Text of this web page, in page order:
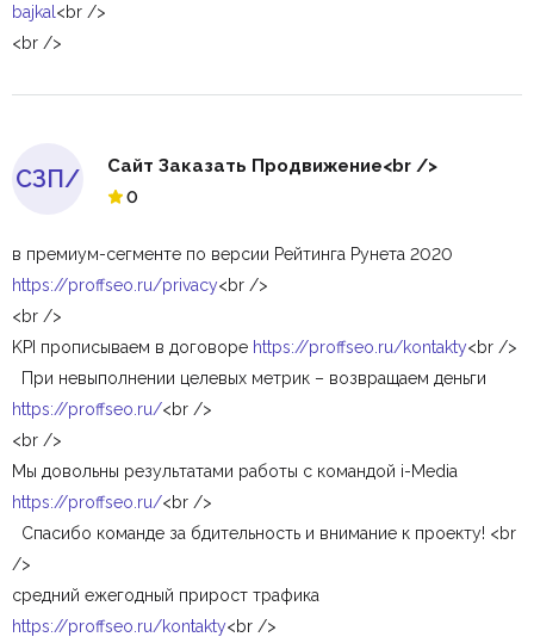
bajkal <br />
<br />
СЗП/ Сайт Заказать Продвижение<br />
0
в премиум-сегменте по версии Рейтинга Рунета 2020
https://proffseo.ru/privacy<br />
<br />
KPI прописываем в договоре https://proffseo.ru/kontakty<br />
При невыполнении целевых метрик – возвращаем деньги
https://proffseo.ru/<br />
<br />
Мы довольны результатами работы с командой i-Media
https://proffseo.ru/<br />
Спасибо команде за бдительность и внимание к проекту! <br
/>
средний ежегодный прирост трафика
https://proffseo.ru/kontakty<br />